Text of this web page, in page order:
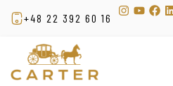
+48 22 392 60 16